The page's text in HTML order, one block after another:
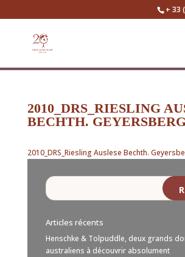
+ 33
2010_DRS_RIESLING
BECHTH.
2010_DRS_Riesling Auslese Bechth.
Articles récents
Henschke & Tolpuddle, deux grands
australiens à découvrir absolument